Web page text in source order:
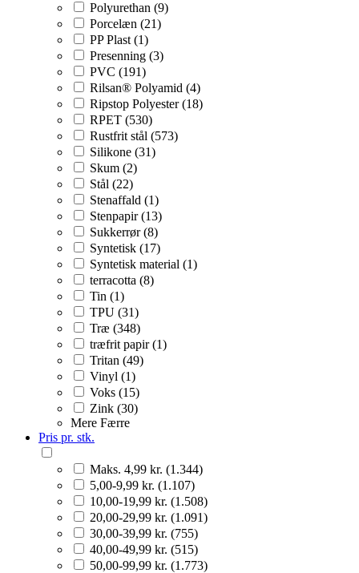
Polyurethan (9)
Porcelæn (21)
PP Plast (1)
Presenning (3)
PVC (191)
Rilsan® Polyamid (4)
Ripstop Polyester (18)
RPET (530)
Rustfrit stål (573)
Silikone (31)
Skum (2)
Stål (22)
Stenaffald (1)
Stenpapir (13)
Sukkerrør (8)
Syntetisk (17)
Syntetisk material (1)
terracotta (8)
Tin (1)
TPU (31)
Træ (348)
træfrit papir (1)
Tritan (49)
Vinyl (1)
Voks (15)
Zink (30)
Mere Færre
Pris pr. stk.
Maks. 4,99 kr. (1.344)
5,00-9,99 kr. (1.107)
10,00-19,99 kr. (1.508)
20,00-29,99 kr. (1.091)
30,00-39,99 kr. (755)
40,00-49,99 kr. (515)
50,00-99,99 kr. (1.773)